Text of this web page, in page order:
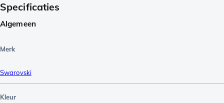
Specificaties
Algemeen
Merk
Swarovski
Kleur